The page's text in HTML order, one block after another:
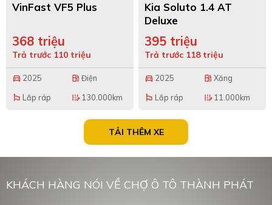
VinFast VF5 Plus
368 triệu
Trả trước 110 triệu
directions_car 2025 local_gas_station Điện
emoji_flags Lắp ráp edit_road 130.000km
Kia Soluto 1.4 AT
Deluxe
395 triệu
Trả trước 118 triệu
directions_car 2025 local_gas_station Xăng
emoji_flags Lắp ráp edit_road 11.000km
TẢI THÊM XE
KHÁCH HÀNG NÓI VỀ CHỢ Ô TÔ THÀNH PHÁT